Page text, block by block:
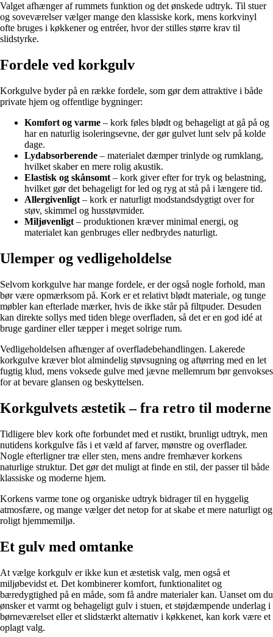
Valget afhænger af rummets funktion og det ønskede udtryk. Til stuer
og soveværelser vælger mange den klassiske kork, mens korkvinyl
ofte bruges i køkkener og entréer, hvor der stilles større krav til
slidstyrke.
Fordele ved korkgulv
Korkgulve byder på en række fordele, som gør dem attraktive i både
private hjem og offentlige bygninger:
Komfort og varme – kork føles blødt og behageligt at gå på og
har en naturlig isoleringsevne, der gør gulvet lunt selv på kolde
dage.
Lydabsorberende – materialet dæmper trinlyde og rumklang,
hvilket skaber en mere rolig akustik.
Elastisk og skånsomt – kork giver efter for tryk og belastning,
hvilket gør det behageligt for led og ryg at stå på i længere tid.
Allergivenligt – kork er naturligt modstandsdygtigt over for
støv, skimmel og husstøvmider.
Miljøvenligt – produktionen kræver minimal energi, og
materialet kan genbruges eller nedbrydes naturligt.
Ulemper og vedligeholdelse
Selvom korkgulve har mange fordele, er der også nogle forhold, man
bør være opmærksom på. Kork er et relativt blødt materiale, og tunge
møbler kan efterlade mærker, hvis de ikke står på filtpuder. Desuden
kan direkte sollys med tiden blege overfladen, så det er en god idé at
bruge gardiner eller tæpper i meget solrige rum.
Vedligeholdelsen afhænger af overfladebehandlingen. Lakerede
korkgulve kræver blot almindelig støvsugning og aftørring med en let
fugtig klud, mens voksede gulve med jævne mellemrum bør genvokses
for at bevare glansen og beskyttelsen.
Korkgulvets æstetik – fra retro til moderne
Tidligere blev kork ofte forbundet med et rustikt, brunligt udtryk, men
nutidens korkgulve fås i et væld af farver, mønstre og overflader.
Nogle efterligner træ eller sten, mens andre fremhæver korkens
naturlige struktur. Det gør det muligt at finde en stil, der passer til både
klassiske og moderne hjem.
Korkens varme tone og organiske udtryk bidrager til en hyggelig
atmosfære, og mange vælger det netop for at skabe et mere naturligt og
roligt hjemmemiljø.
Et gulv med omtanke
At vælge korkgulv er ikke kun et æstetisk valg, men også et
miljøbevidst et. Det kombinerer komfort, funktionalitet og
bæredygtighed på en måde, som få andre materialer kan. Uanset om du
ønsker et varmt og behageligt gulv i stuen, et støjdæmpende underlag i
børneværelset eller et slidstærkt alternativ i køkkenet, kan kork være et
oplagt valg.